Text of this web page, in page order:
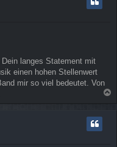
langes Statement mit
einen hohen Stellenwert
mir so viel bedeutet. Von